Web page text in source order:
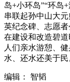
岛+小环岛”“环岛
串联起孙中山大
英纪念碑、志愿
在建设和改造碧
人们亲水游憩、
水、还水还美于民
编辑： 智韬